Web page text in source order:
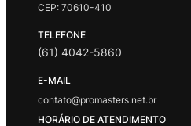
CEP: 70610-410
TELEFONE
(61) 4042-5860
E-MAIL
contato@promasters.net.br
HORÁRIO DE ATENDIMENTO